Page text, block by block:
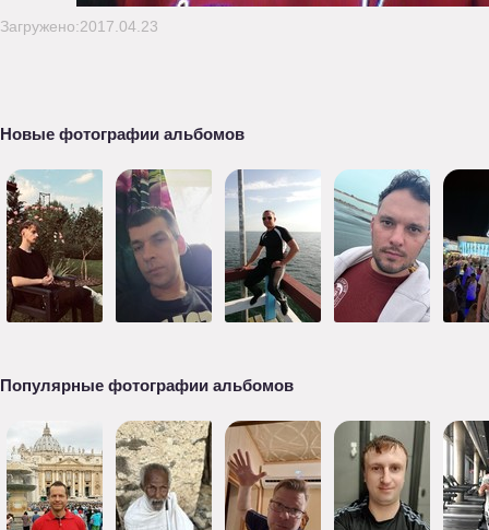
Загружено:2017.04.23
Новые фотографии альбомов
Популярные фотографии альбомов